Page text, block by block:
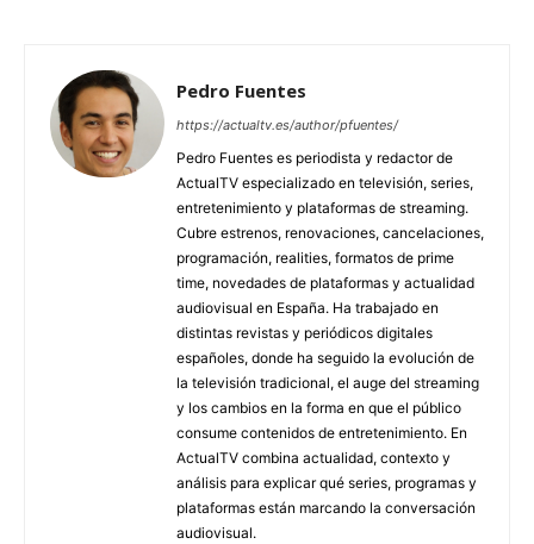
Pedro Fuentes
https://actualtv.es/author/pfuentes/
Pedro Fuentes es periodista y redactor de
ActualTV especializado en televisión, series,
entretenimiento y plataformas de streaming.
Cubre estrenos, renovaciones, cancelaciones,
programación, realities, formatos de prime
time, novedades de plataformas y actualidad
audiovisual en España. Ha trabajado en
distintas revistas y periódicos digitales
españoles, donde ha seguido la evolución de
la televisión tradicional, el auge del streaming
y los cambios en la forma en que el público
consume contenidos de entretenimiento. En
ActualTV combina actualidad, contexto y
análisis para explicar qué series, programas y
plataformas están marcando la conversación
audiovisual.